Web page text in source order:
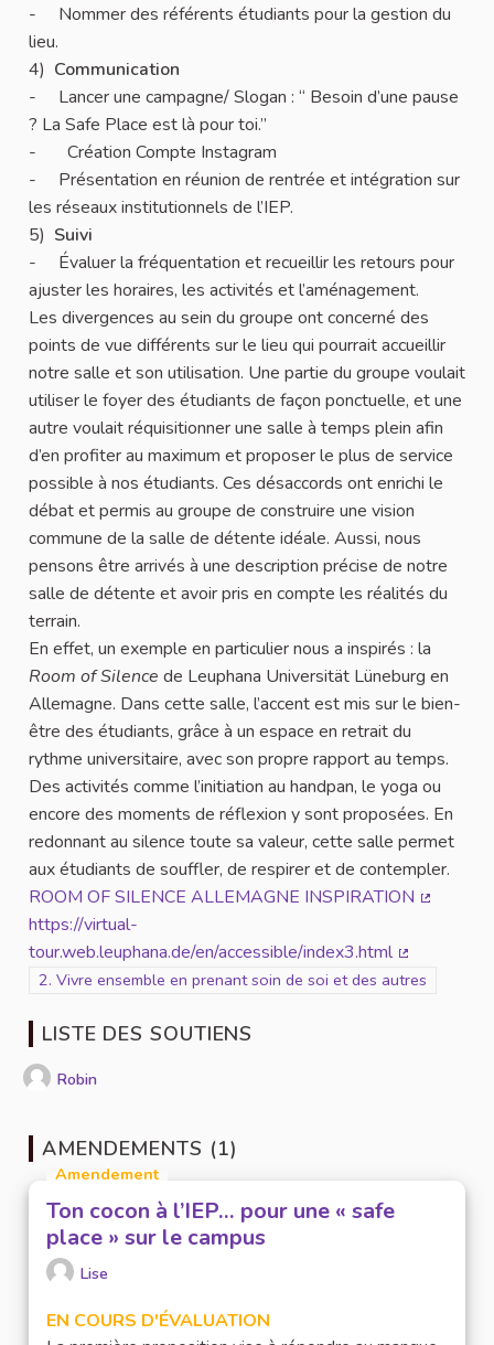
- Nommer des référents étudiants pour la gestion du
lieu.
4) Communication
- Lancer une campagne/ Slogan : “ Besoin d’une pause
? La Safe Place est là pour toi.”
- Création Compte Instagram
- Présentation en réunion de rentrée et intégration sur
les réseaux institutionnels de l’IEP.
5) Suivi
- Évaluer la fréquentation et recueillir les retours pour
ajuster les horaires, les activités et l’aménagement.
Les divergences au sein du groupe ont concerné des
points de vue différents sur le lieu qui pourrait accueillir
notre salle et son utilisation. Une partie du groupe voulait
utiliser le foyer des étudiants de façon ponctuelle, et une
autre voulait réquisitionner une salle à temps plein afin
d’en profiter au maximum et proposer le plus de service
possible à nos étudiants. Ces désaccords ont enrichi le
débat et permis au groupe de construire une vision
commune de la salle de détente idéale. Aussi, nous
pensons être arrivés à une description précise de notre
salle de détente et avoir pris en compte les réalités du
terrain.​
En effet, un exemple en particulier nous a inspirés : la
Room of Silence de Leuphana Universität Lüneburg en
Allemagne. Dans cette salle, l’accent est mis sur le bien-
être des étudiants, grâce à un espace en retrait du
rythme universitaire, avec son propre rapport au temps.
Des activités comme l’initiation au handpan, le yoga ou
encore des moments de réflexion y sont proposées. En
redonnant au silence toute sa valeur, cette salle permet
aux étudiants de souffler, de respirer et de contempler.
ROOM OF SILENCE ALLEMAGNE INSPIRATION
https://virtual-
tour.web.leuphana.de/en/accessible/index3.html
(Lien
Filtrer les résultats pour le secteur : 2. Vivre ensemble en
2. Vivre ensemble en prenant soin de soi et des autres
LISTE DES SOUTIENS
Robin
AMENDEMENTS (1)
Amendement
Ton cocon à l’IEP… pour une « safe
place » sur le campus
Lise
EN COURS D'ÉVALUATION